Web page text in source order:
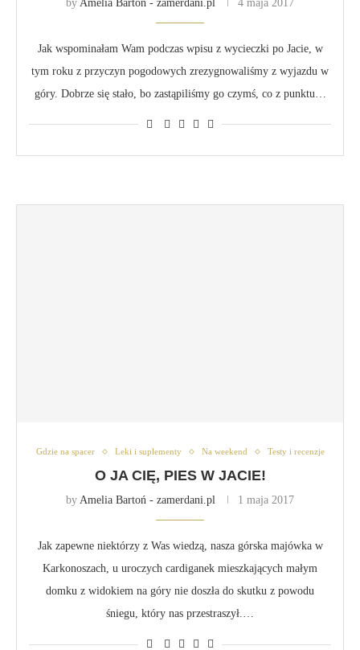
by Amelia Bartoń - zamerdani.pl 4 maja 2017
Jak wspominałam Wam podczas wpisu z wycieczki po Jacie, w
tym roku z przyczyn pogodowych zrezygnowaliśmy z wyjazdu w
góry. Dobrze się stało, bo zastąpiliśmy go czymś, co z punktu…
Gdzie na spacer Leki i suplementy Na weekend Testy i recenzje
O JA CIĘ, PIES W JACIE!
by Amelia Bartoń - zamerdani.pl 1 maja 2017
Jak zapewne niektórzy z Was wiedzą, nasza górska majówka w
Karkonoszach, u uroczych cardiganek mieszkających małym
domku z widokiem na góry nie doszła do skutku z powodu
śniegu, który nas przestraszył.…